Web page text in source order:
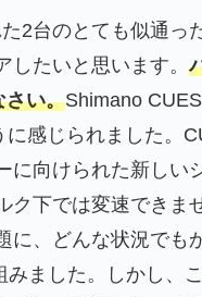
2台のとても似通っ
したいと思います。
さい。Shimano
に感じられました。
に向けられた新し
ク下では変速でき
に、どんな状況でも
みました。しかし、